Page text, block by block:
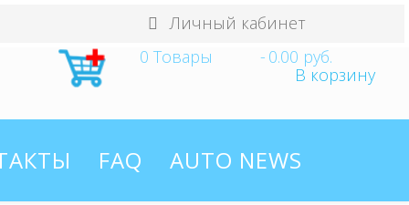
Личный кабинет
0 Товары - 0.00 руб.
В корзину
FAQ AUTO NEWS